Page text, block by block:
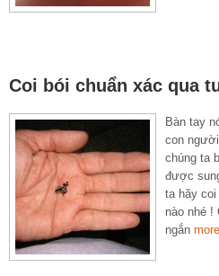
Coi bói chuẩn xác qua
Bàn tay
con
chúng ta
được
ta hãy
nào nhé !
ngắn